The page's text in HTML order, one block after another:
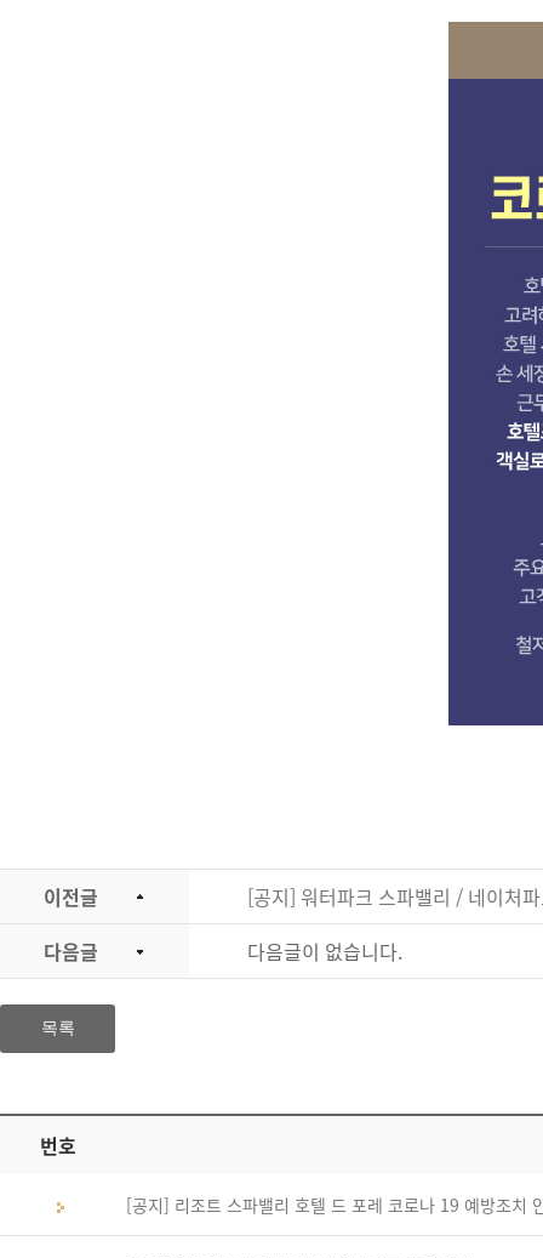
이전글
[공지] 워터파크 스파밸리 / 네이처
다음글
다음글이 없습니다.
목록
번호
[공지] 리조트 스파밸리 호텔 드 포레 코로나 19 예방조치